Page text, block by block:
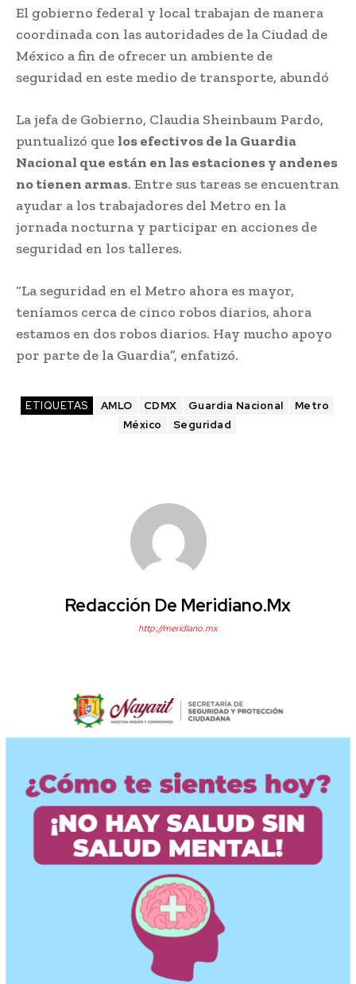
El gobierno federal y local trabajan de manera
coordinada con las autoridades de la Ciudad de
México a fin de ofrecer un ambiente de
seguridad en este medio de transporte, abundó
La jefa de Gobierno, Claudia Sheinbaum Pardo,
puntualizó que los efectivos de la Guardia
Nacional que están en las estaciones y andenes
no tienen armas. Entre sus tareas se encuentran
ayudar a los trabajadores del Metro en la
jornada nocturna y participar en acciones de
seguridad en los talleres.
“La seguridad en el Metro ahora es mayor,
teníamos cerca de cinco robos diarios, ahora
estamos en dos robos diarios. Hay mucho apoyo
por parte de la Guardia”, enfatizó.
ETIQUETAS AMLO CDMX Guardia Nacional
Metro
México
Seguridad
Redacción De Meridiano.mx
http://meridiano.mx